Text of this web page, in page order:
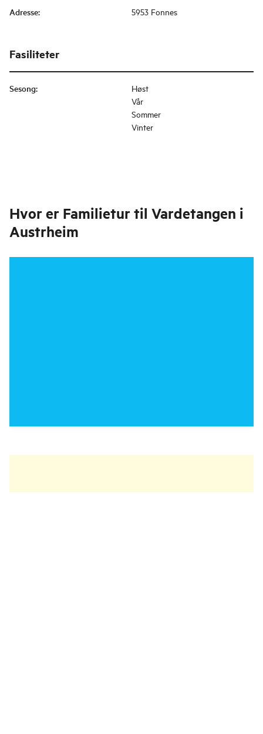
Adresse: 5953 Fonnes
Fasiliteter
Sesong:
Høst
Vår
Sommer
Vinter
Hvor er Familietur til Vardetangen i
Austrheim